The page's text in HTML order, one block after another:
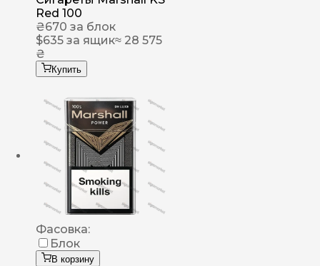
Red 100
₴670 за блок
$635 за ящик≈ 28 575
₴
Купить
Фасовка:
Блок
В корзину